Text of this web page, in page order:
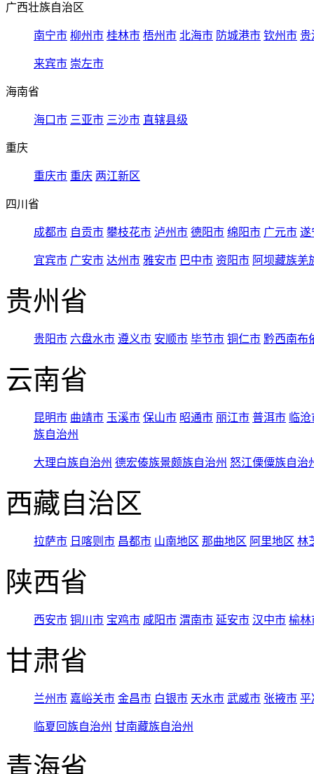
广西壮族自治区
南宁市 柳州市 桂林市 梧州市 北海市 防城港市 钦州市 贵
来宾市 崇左市
海南省
海口市 三亚市 三沙市 直辖县级
重庆
重庆市 重庆 两江新区
四川省
成都市 自贡市 攀枝花市 泸州市 德阳市 绵阳市 广元市 遂
宜宾市 广安市 达州市 雅安市 巴中市 资阳市 阿坝藏族羌
贵州省
贵阳市 六盘水市 遵义市 安顺市 毕节市 铜仁市 黔西南布
云南省
昆明市 曲靖市 玉溪市 保山市 昭通市 丽江市 普洱市 临
族自治州
大理白族自治州 德宏傣族景颇族自治州 怒江傈僳族自治
西藏自治区
拉萨市 日喀则市 昌都市 山南地区 那曲地区 阿里地区 林
陕西省
西安市 铜川市 宝鸡市 咸阳市 渭南市 延安市 汉中市 榆林
甘肃省
兰州市 嘉峪关市 金昌市 白银市 天水市 武威市 张掖市 平
临夏回族自治州 甘南藏族自治州
青海省